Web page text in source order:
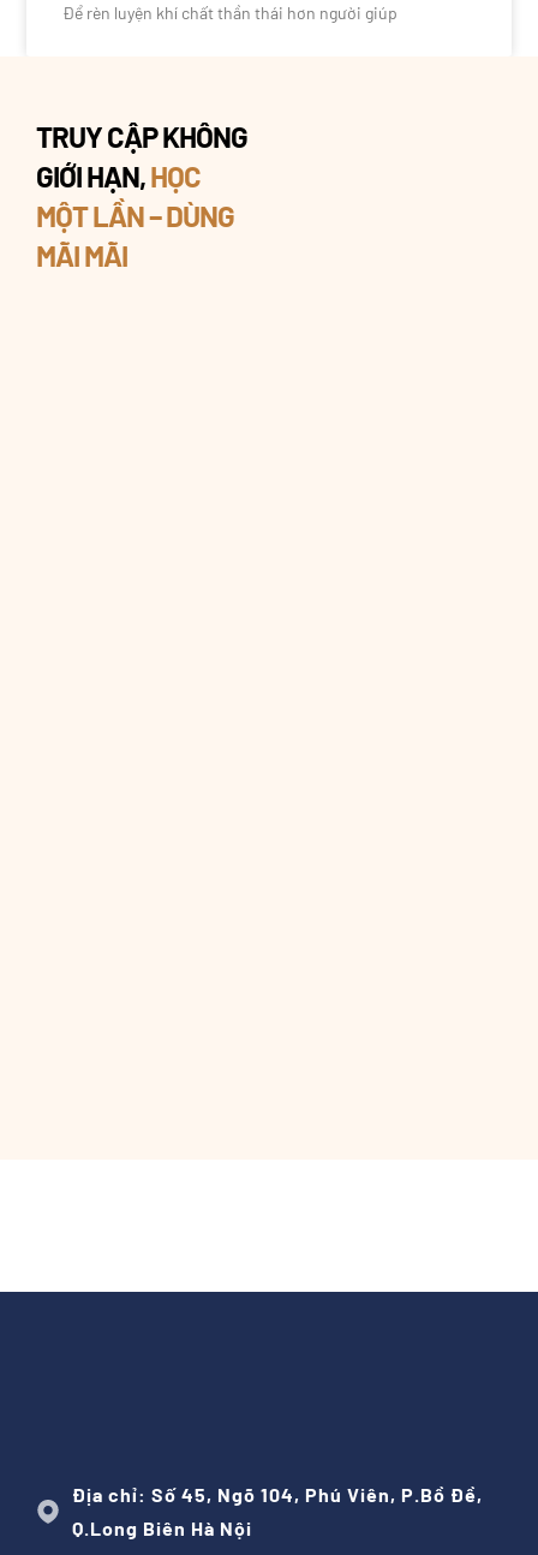
Để rèn luyện khí chất thần thái hơn người giúp
TRUY CẬP KHÔNG
GIỚI HẠN,HỌC
MỘT LẦN – DÙNG
MÃI MÃI
Địa chỉ: Số 45, Ngõ 104, Phú Viên, P.Bồ Đề,
Q.Long Biên Hà Nội